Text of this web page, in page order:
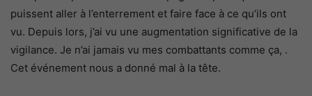
puissent aller à l’enterrement et faire face à ce qu’ils ont
vu. Depuis lors, j’ai vu une augmentation significative de la
vigilance. Je n’ai jamais vu mes combattants comme ça, .
Cet événement nous a donné mal à la tête.